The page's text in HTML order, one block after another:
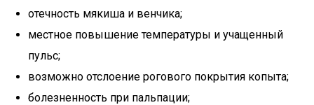
отечность мякиша и венчика;
местное повышение температуры и учащенный
пульс;
возможно отслоение рогового покрытия копыта;
болезненность при пальпации;